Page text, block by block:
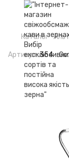
Каталог
Артикул:354